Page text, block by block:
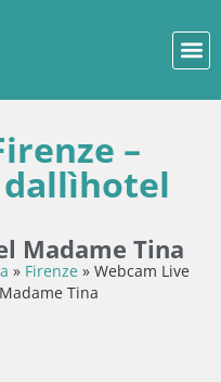
–
dallìhotel
Madame Tina
» Firenze » Webcam Live
Tina